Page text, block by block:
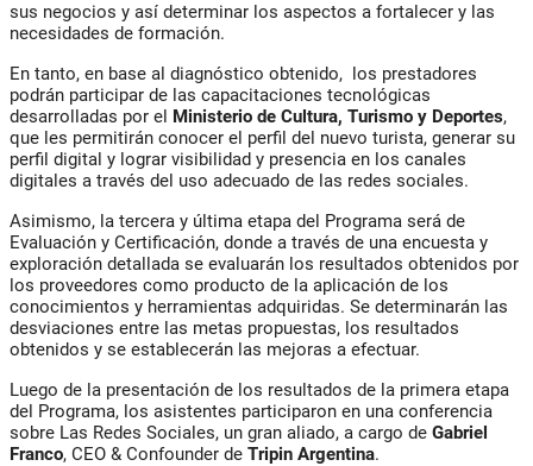
sus negocios y así determinar los aspectos a fortalecer y las
necesidades de formación.
En tanto, en base al diagnóstico obtenido, los prestadores
podrán participar de las capacitaciones tecnológicas
desarrolladas por el Ministerio de Cultura, Turismo y Deportes,
que les permitirán conocer el perfil del nuevo turista, generar su
perfil digital y lograr visibilidad y presencia en los canales
digitales a través del uso adecuado de las redes sociales.
Asimismo, la tercera y última etapa del Programa será de
Evaluación y Certificación, donde a través de una encuesta y
exploración detallada se evaluarán los resultados obtenidos por
los proveedores como producto de la aplicación de los
conocimientos y herramientas adquiridas. Se determinarán las
desviaciones entre las metas propuestas, los resultados
obtenidos y se establecerán las mejoras a efectuar.
Luego de la presentación de los resultados de la primera etapa
del Programa, los asistentes participaron en una conferencia
sobre Las Redes Sociales, un gran aliado, a cargo de Gabriel
Franco, CEO & Confounder de Tripin Argentina.